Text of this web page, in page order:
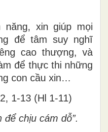
năng, xin giúp mọi
để tâm suy nghĩ
cao thượng, và
để thực thi những
con cầu xin…
1-13 (Hl 1-11)
để chịu cám dỗ”.